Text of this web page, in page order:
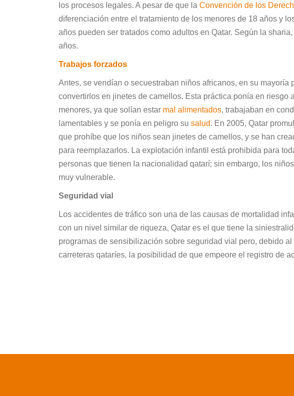
los procesos legales. A pesar de que la Convención de los
diferenciación entre el tratamiento de los menores de 18 años y
años pueden ser tratados como adultos en Qatar. Según la
años.
Trabajos forzados
Antes, se vendían o secuestraban niños africanos, en su mayoría
convertirlos en jinetes de camellos. Esta práctica ponía en riesgo
menores, ya que solían estar mal alimentados, trabajaban en
lamentables y se ponía en peligro su salud. En 2005, Qatar
que prohíbe que los niños sean jinetes de camellos, y se han
para reemplazarlos. La explotación infantil está prohibida para
personas que tienen la nacionalidad qatarí; sin embargo, los
muy vulnerable.
Seguridad vial
Los accidentes de tráfico son una de las causas de mortalidad
con un nivel similar de riqueza, Qatar es el que tiene la
programas de sensibilización sobre seguridad vial pero, debido
carreteras qataríes, la posibilidad de que empeore el registro de